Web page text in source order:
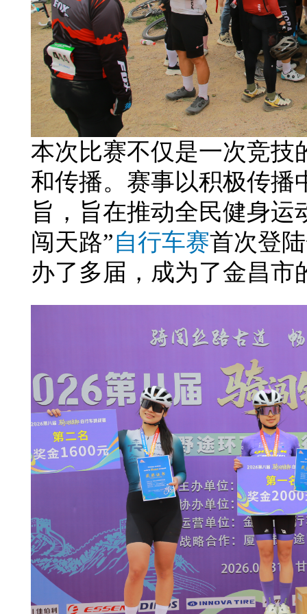
本次比赛不仅是一次竞技
和传播。赛事以积极传播
旨，旨在推动全民健身运
闯天路”自行车赛首次登
办了多届，成为了金昌市